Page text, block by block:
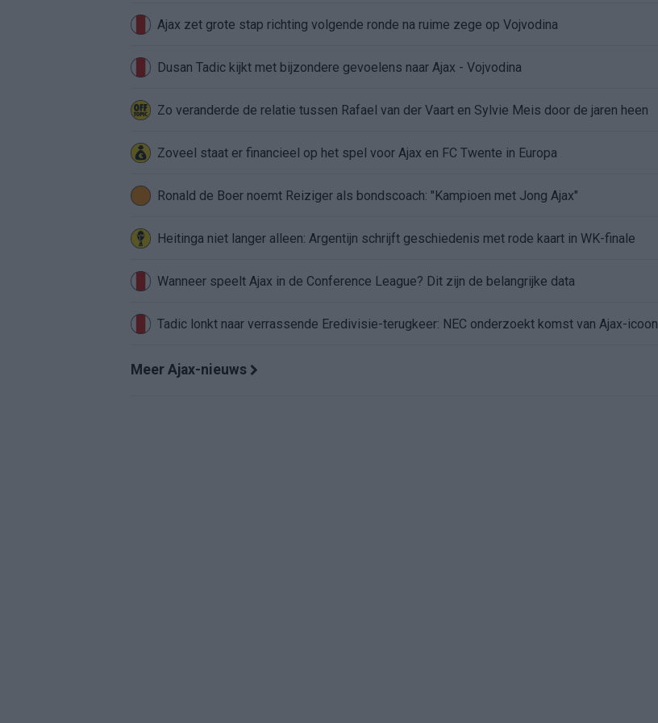
Ajax zet grote stap richting volgende ronde na ruime zege op Vojvodina
Dusan Tadic kijkt met bijzondere gevoelens naar Ajax - Vojvodina
Zo veranderde de relatie tussen Rafael van der Vaart en Sylvie Meis door de jaren heen
Zoveel staat er financieel op het spel voor Ajax en FC Twente in Europa
Ronald de Boer noemt Reiziger als bondscoach: "Kampioen met Jong Ajax"
Heitinga niet langer alleen: Argentijn schrijft geschiedenis met rode kaart in WK-finale
Wanneer speelt Ajax in de Conference League? Dit zijn de belangrijke data
Tadic lonkt naar verrassende Eredivisie-terugkeer: NEC onderzoekt komst van Ajax-icoon
Meer Ajax-nieuws